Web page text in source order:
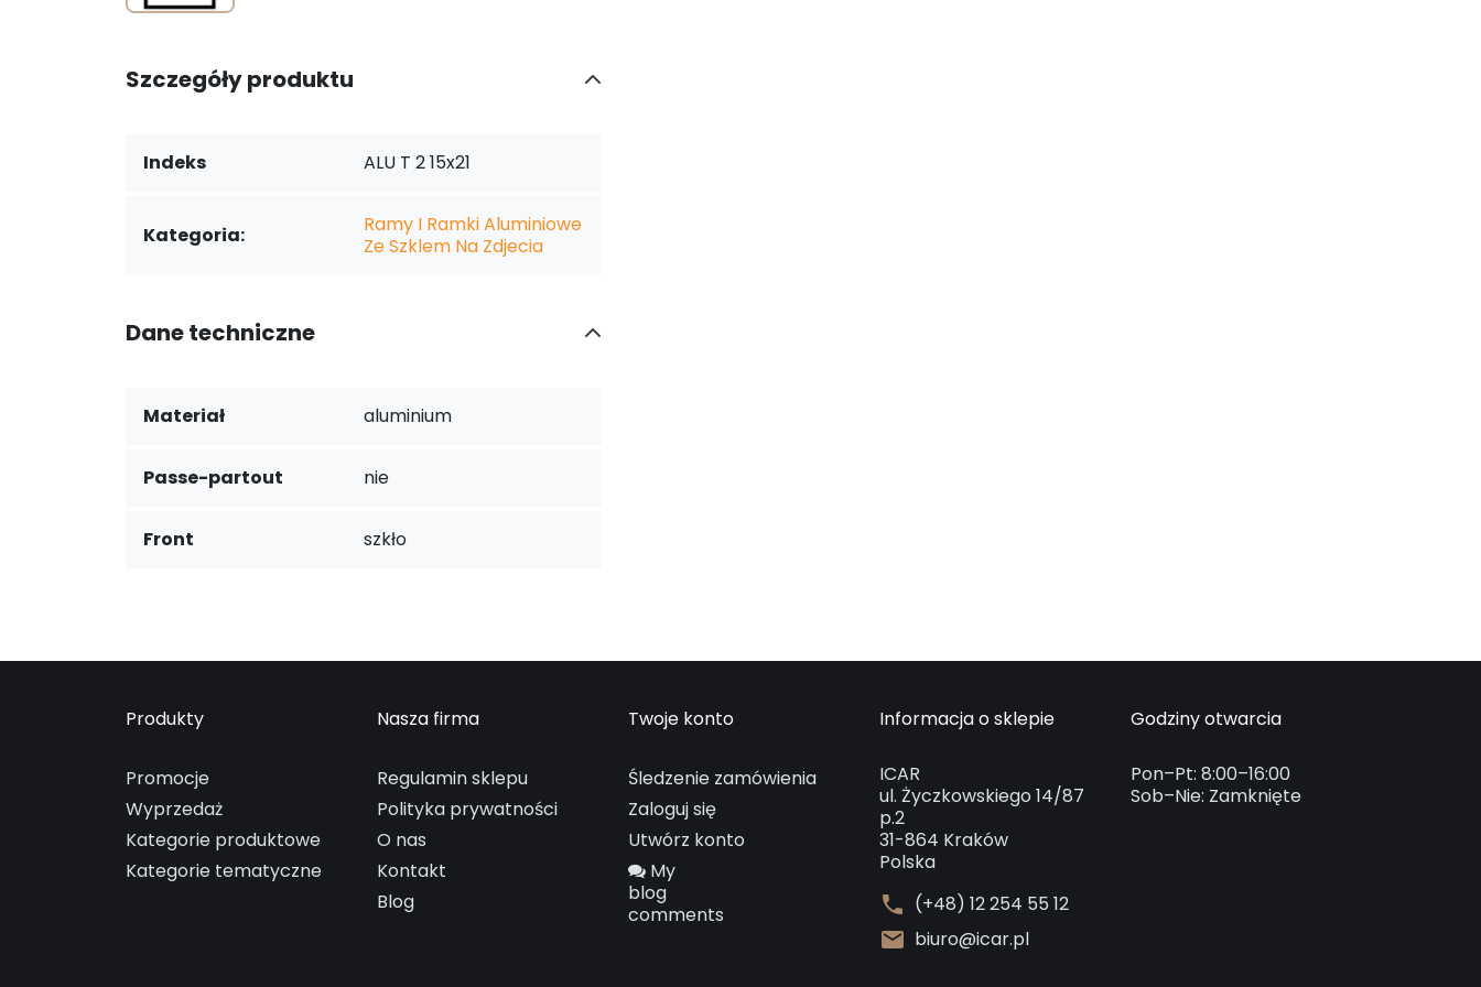
Szczegóły produktu
Indeks ALU T 2 15x21
Kategoria:
Ramy I Ramki Aluminiowe
Ze Szklem Na Zdjecia
Dane techniczne
Materiał aluminium
Passe-partout nie
Front szkło
Produkty
Promocje
Wyprzedaż
Kategorie produktowe
Kategorie tematyczne
Nasza firma
Regulamin sklepu
Polityka prywatności
O nas
Kontakt
Blog
Twoje konto
Śledzenie zamówienia
Zaloguj się
Utwórz konto
My
blog
comments
Informacja o sklepie
ICAR
ul. Życzkowskiego 14/87
p.2
31-864 Kraków
Polska
phone (+48) 12 254 55 12
mail biuro@icar.pl
Godziny otwarcia
Pon–Pt: 8:00–16:00
Sob–Nie: Zamknięte